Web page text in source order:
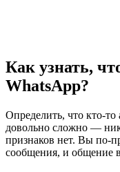
Как узнать,
WhatsApp?
Определить, что кто-
довольно сложно —
признаков нет. Вы по-
сообщения, и общение